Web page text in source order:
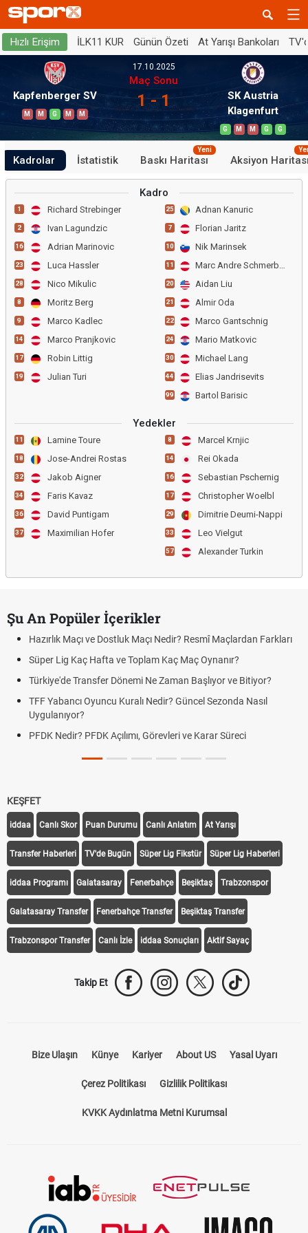
Hızlı Erişim İLK11 KUR Günün Özeti At Yarışı Bankoları
Kapfenberger SV
M M G M M
17.10.2025
Maç Sonu
1 - 1
SK Austria
Klagenfurt
G M M G G
Kadrolar İstatistik Baskı Haritası
Yeni
Aksiyon
Kadro
1 Richard Strebinger
2 Ivan Lagundzic
16 Adrian Marinovic
23 Luca Hassler
28 Nico Mikulic
8 Moritz Berg
9 Marco Kadlec
14 Marco Pranjkovic
17 Robin Littig
19 Julian Turi
25 Adnan Kanuric
7 Florian Jaritz
10 Nik Marinsek
11 Marc Andre Schmerboeck
20 Aidan Liu
21 Almir Oda
22 Marco Gantschnig
24 Mario Matkovic
30 Michael Lang
44 Elias Jandrisevits
99 Bartol Barisic
Yedekler
11 Lamine Toure
18 Jose-Andrei Rostas
32 Jakob Aigner
34 Faris Kavaz
36 David Puntigam
37 Maximilian Hofer
8 Marcel Krnjic
14 Rei Okada
16 Sebastian Pschernig
17 Christopher Woelbl
29 Dimitrie Deumi-Nappi
33 Leo Vielgut
57 Alexander Turkin
Şu An Popüler İçerikler
Hazırlık Maçı ve Dostluk Maçı Nedir? Resmî Maçlardan Farkları
Süper Lig Kaç Hafta ve Toplam Kaç Maç Oynanır?
Türkiye'de Transfer Dönemi Ne Zaman Başlıyor ve Bitiyor?
TFF Yabancı Oyuncu Kuralı Nedir? Güncel Sezonda Nasıl
Uygulanıyor?
PFDK Nedir? PFDK Açılımı, Görevleri ve Karar Süreci
KEŞFET
iddaa Canlı Skor Puan Durumu Canlı Anlatım At Yarışı
Transfer Haberleri TV'de Bugün Süper Lig Fikstür Süper Lig Haberleri
iddaa Programı Galatasaray Fenerbahçe Beşiktaş Trabzonspor
Galatasaray Transfer Fenerbahçe Transfer Beşiktaş Transfer
Trabzonspor Transfer Canlı İzle iddaa Sonuçları Aktif Sayaç
Takip Et
Bize Ulaşın Künye Kariyer About US Yasal Uyarı
Çerez Politikası Gizlilik Politikası
KVKK Aydınlatma Metni Kurumsal